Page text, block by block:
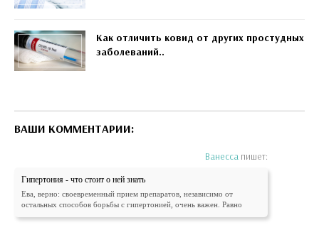
Как отличить ковид от других простудных
заболеваний..
ВАШИ КОММЕНТАРИИ:
Ванесса пишет:
Гипертония - что стоит о ней знать
Ева, верно: своевременный прием препаратов, независимо от
остальных способов борьбы с гипертонией, очень важен. Равно